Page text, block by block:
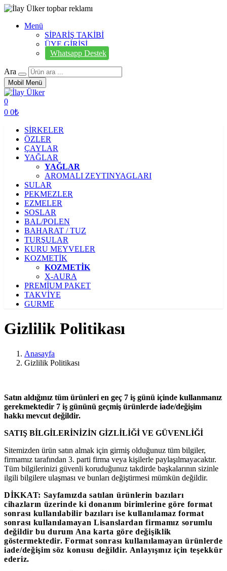
Menü
SİPARİŞ TAKİBİ
ÜYE GİRİŞİ
Whatsapp Destek
Ara
Mobil Menü
0
0 0₺
SİRKELER
ÖZLER
ÇAYLAR
YAĞLAR
YAĞLAR
AROMALI ZEYTINYAGLARI
SULAR
PEKMEZLER
EZMELER
SOSLAR
BAL/POLEN
BAHARAT / TUZ
TURŞULAR
KURU MEYVELER
KOZMETİK
KOZMETİK
X-AURA
PREMİUM PAKET
TAKVİYE
GURME
Gizlilik Politikası
Anasayfa
Gizlilik Politikası
Satın aldığınız tüm ürünleri en geç 7 iş günü içinde kullanmanız
gerekmektedir 7 iş gününü geçmiş ürünlerde iade/değişim
hakkı mevcut değildir.
SATIŞ BİLGİLERİNİZİN GİZLİLİĞİ VE GÜVENLİĞİ
Sitemizden ürün satın almak için girmiş olduğunuz tüm bilgiler,
firmamız tarafından 3. parti firma veya kişilerle paylaşılmayacaktır.
Tüm bilgilerinizi güvenli koruduğunuz takdirde başkalarının sizinle
ilgili bilgilere ulaşması ve bunları değiştirmesi mümkün değildir.
DİKKAT: Sayfamızda satılan ürünlerin bazıları
cihazların üzerinde ki donanım birimlerine göre format
sonrası kullanılabilir bazıları ise kullanılamaz format
sonrası kullanılamayan Lisanslardan firmamız sorumlu
değildir bu durum Ana karta göre değişiklik
göstermektedir. Format sonrası kullanılamayan ürünlerde
iade/değişim söz konusu değildir. Anlayışınız için teşekkür
ederiz.